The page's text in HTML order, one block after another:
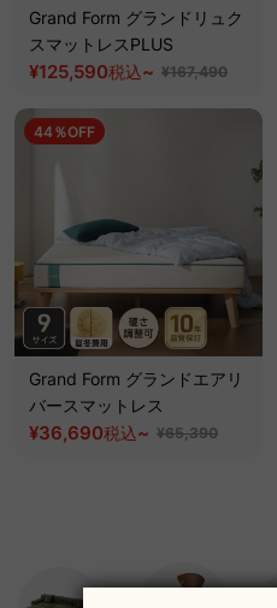
Grand Form グランドリュク
スマットレスPLUS
¥125,590税込~ ¥167,490
44％OFF
Grand Form グランドエアリ
バースマットレス
¥36,690税込~ ¥65,390